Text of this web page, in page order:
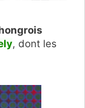
, dont les